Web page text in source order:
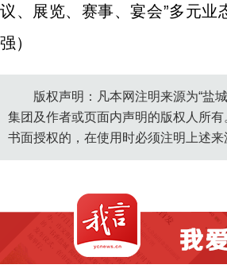
议、展览、赛事、宴会”多元
强）
版权声明：凡本网注明来源为“盐
集团及作者或页面内声明的版权人所
书面授权的，在使用时必须注明上述来